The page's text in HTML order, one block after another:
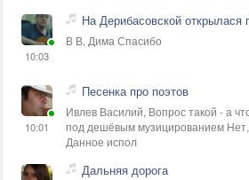
10:03
На Дерибасовской открылася
В В, Дима Спасибо
10:01
Песенка про поэтов
Ивлев Василий, Вопрос такой - а
под дешёвым музицированием
Данное испол
Дальняя дорога